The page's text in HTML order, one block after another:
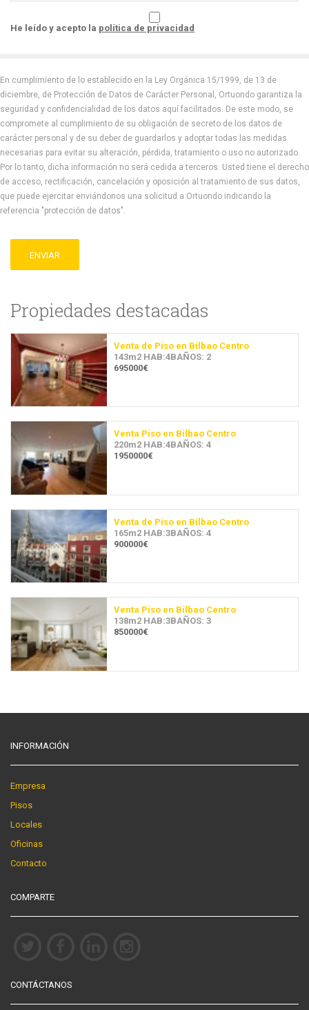
He leído y acepto la política de privacidad
En cumplimiento de lo establecido en la Ley Orgánica 15/1999, de 13 de
diciembre, de Protección de Datos de Carácter Personal, Ortuondo garantiza la
seguridad y confidencialidad de los datos aquí facilitados. De este modo, se
compromete al cumplimiento de su obligación de secreto de los datos de
carácter personal y de su deber de guardarlos y adoptar todas las medidas
necesarias para evitar su alteración, pérdida, tratamiento o uso no autorizado.
Por lo tanto, dicha información no será cedida a terceros. Usted tiene el derecho
de acceso, rectificación, cancelación y oposición al tratamiento de sus datos,
que puede ejercitar enviándonos una solicitud a Ortuondo indicando la
referencia "protección de datos".
ENVIAR
Propiedades destacadas
Venta de Piso en Bilbao Centro
143m2 HAB:4BAÑOS: 2
695000€
Venta Piso en Bilbao Centro
220m2 HAB:4BAÑOS: 4
1950000€
Venta de Piso en Bilbao Centro
165m2 HAB:3BAÑOS: 4
900000€
Venta Piso en Bilbao Centro
138m2 HAB:3BAÑOS: 3
850000€
INFORMACIÓN
Empresa
Pisos
Locales
Oficinas
Contacto
COMPARTE
CONTÁCTANOS